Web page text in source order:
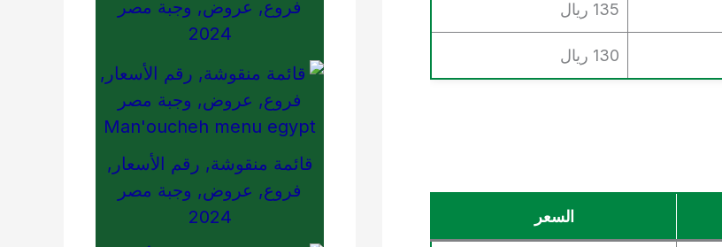
135 ريال
130 ريال
السعر
فروع, عروض, وجبة مصر
2024
قائمة منقوشة, رقم الأسعار,
فروع, عروض, وجبة مصر
2024